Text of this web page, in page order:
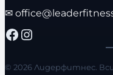
✉
Facebook Instagram
© 2026 Лидерфитнес.